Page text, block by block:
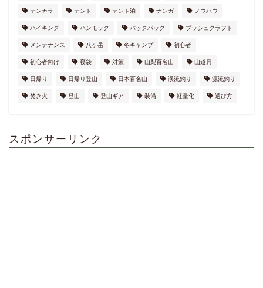
テンカラ テント テント泊 ナンガ ノウハウ
ハイキング ハンモック バックパック ブッシュクラフト
メンテナンス 八ヶ岳 冬キャンプ 初心者
初心者向け 寝袋 対策 山梨百名山 山道具
日帰り 日帰り登山 日本百名山 渓流釣り 源流釣り
焚き火 登山 登山ギア 装備 軽量化 選び方
スポンサーリンク